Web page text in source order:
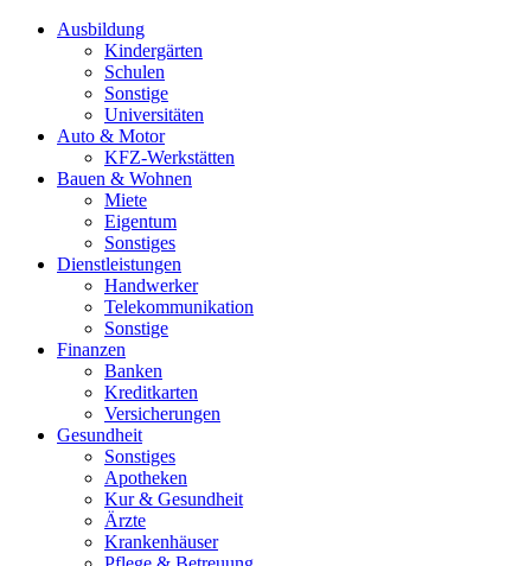
Ausbildung
Kindergärten
Schulen
Sonstige
Universitäten
Auto & Motor
KFZ-Werkstätten
Bauen & Wohnen
Miete
Eigentum
Sonstiges
Dienstleistungen
Handwerker
Telekommunikation
Sonstige
Finanzen
Banken
Kreditkarten
Versicherungen
Gesundheit
Sonstiges
Apotheken
Kur & Gesundheit
Ärzte
Krankenhäuser